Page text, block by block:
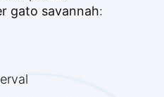
gato savannah: